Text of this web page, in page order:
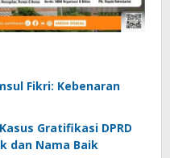
Fikri: Kebenaran
Gratifikasi DPRD
dan Nama Baik